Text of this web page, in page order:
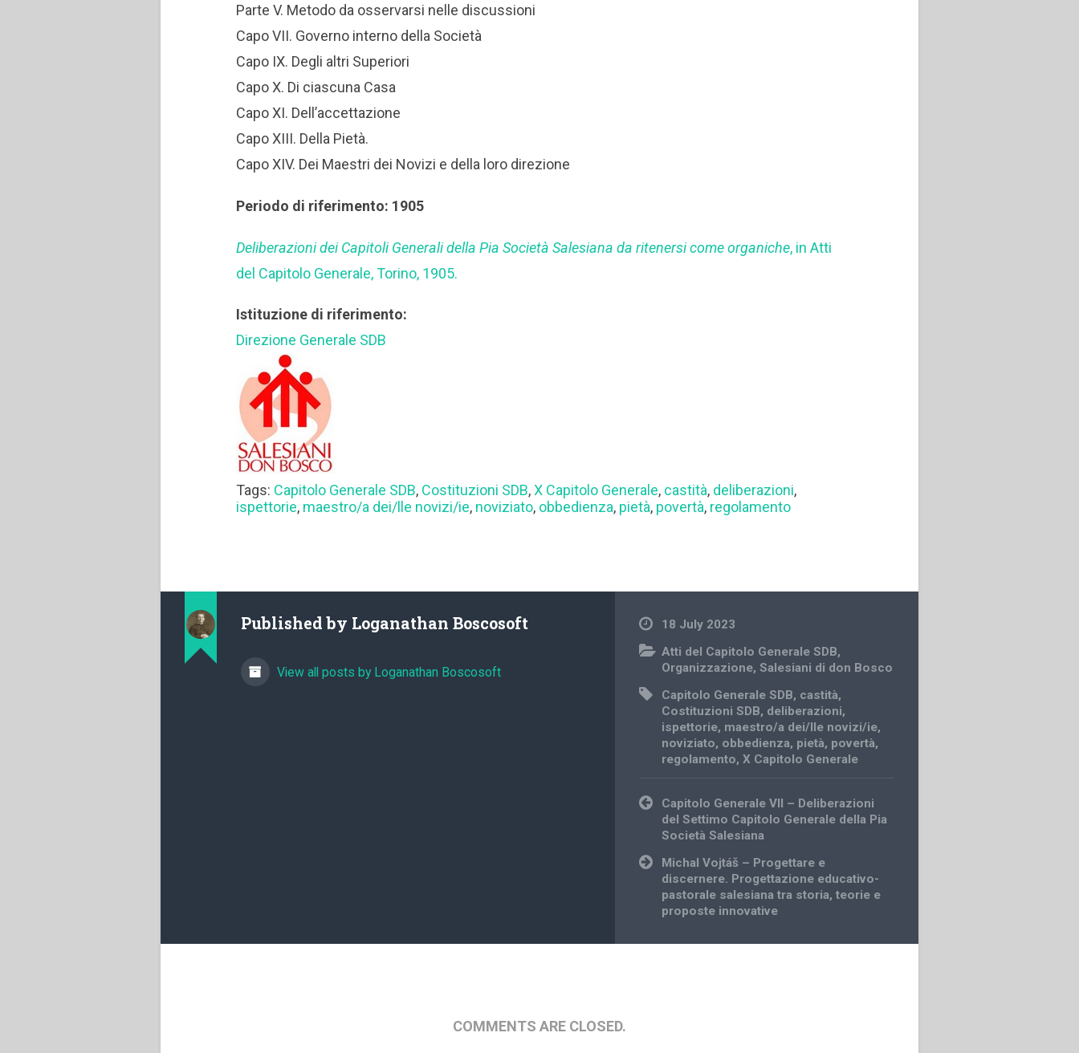
Parte V. Metodo da osservarsi nelle discussioni
Capo VII. Governo interno della Società
Capo IX. Degli altri Superiori
Capo X. Di ciascuna Casa
Capo XI. Dell’accettazione
Capo XIII. Della Pietà.
Capo XIV. Dei Maestri dei Novizi e della loro direzione
Periodo di riferimento: 1905
Deliberazioni dei Capitoli Generali della Pia Società Salesiana da ritenersi come organiche, in Atti
del Capitolo Generale, Torino, 1905.
Istituzione di riferimento:
Direzione Generale SDB
Tags: Capitolo Generale SDB, Costituzioni SDB,X Capitolo Generale, castità, deliberazioni,
ispettorie, maestro/a dei/lle novizi/ie, noviziato, obbedienza, pietà, povertà, regolamento
Published by Loganathan Boscosoft
View all posts by Loganathan Boscosoft
18 July 2023
Atti del Capitolo Generale SDB,
Organizzazione,Salesiani di don Bosco
Capitolo Generale SDB, castità,
Costituzioni SDB, deliberazioni,
ispettorie, maestro/a dei/lle novizi/ie,
noviziato, obbedienza, pietà, povertà,
regolamento,X Capitolo Generale
Post
navigation
Capitolo Generale VII – Deliberazioni
del Settimo Capitolo Generale della Pia
Società Salesiana
Michal Vojtáš – Progettare e
discernere. Progettazione educativo-
pastorale salesiana tra storia, teorie e
proposte innovative
COMMENTS ARE CLOSED.